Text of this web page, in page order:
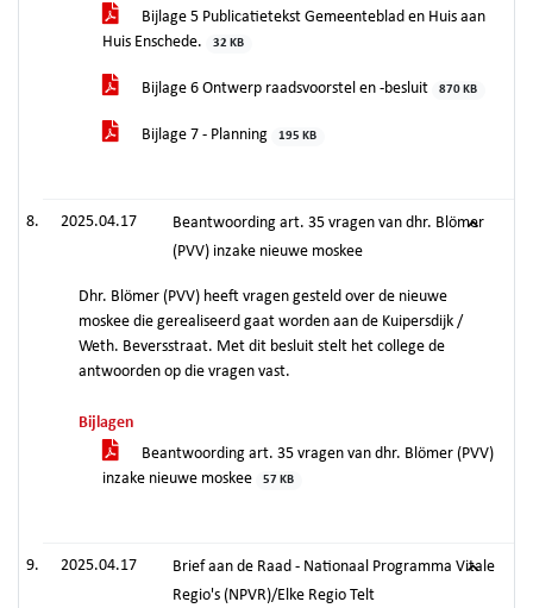
Bijlage 5 Publicatietekst Gemeenteblad en Huis aan
Huis Enschede.
32 KB
Bijlage 6 Ontwerp raadsvoorstel en -besluit 870 KB
Bijlage 7 - Planning 195 KB
2025.04.17
Beantwoording art. 35 vragen van dhr. Blömer
(PVV) inzake nieuwe moskee
Dhr. Blömer (PVV) heeft vragen gesteld over de nieuwe
moskee die gerealiseerd gaat worden aan de Kuipersdijk /
Weth. Beversstraat. Met dit besluit stelt het college de
antwoorden op die vragen vast.
Bijlagen
Beantwoording art. 35 vragen van dhr. Blömer (PVV)
inzake nieuwe moskee
57 KB
2025.04.17
Brief aan de Raad - Nationaal Programma Vitale
Regio's (NPVR)/Elke Regio Telt